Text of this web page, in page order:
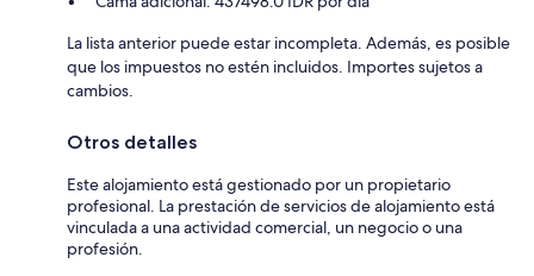
La lista anterior puede estar incompleta. Además, es posible
que los impuestos no estén incluidos. Importes sujetos a
cambios.
Otros detalles
Este alojamiento está gestionado por un propietario
profesional. La prestación de servicios de alojamiento está
vinculada a una actividad comercial, un negocio o una
profesión.